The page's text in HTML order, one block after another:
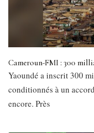
Cameroun-FMI : 300
Yaoundé a inscrit 300
conditionnés à un
encore. Près